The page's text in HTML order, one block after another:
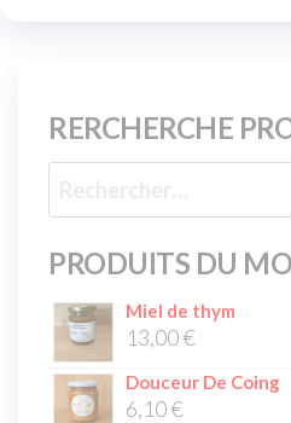
RERCHERCHE
PRODUITS DU
Miel de thym
13,00€
Douceur De Coing
6,10€